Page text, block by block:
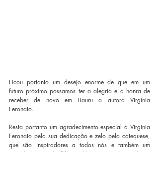
Ficou portanto um desejo enorme de que em um
futuro próximo possamos ter a alegria e a honra de
receber de novo em Bauru a autora Virgínia
Feronato.
Resta portanto um agradecimento especial à Virginia
Feronato pela sua dedicação e zelo pela catequese,
que são inspiradores a todos nós e também um
agradecimento à Editora Vozes que deu todo o